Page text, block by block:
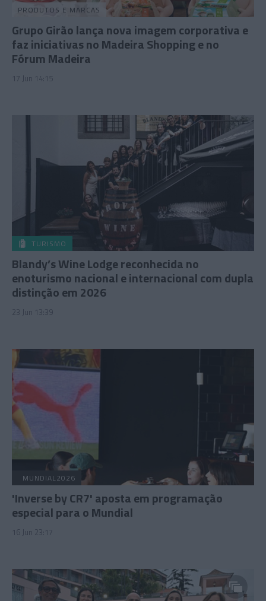
PRODUTOS E MARCAS
Grupo Girão lança nova imagem corporativa e
faz iniciativas no Madeira Shopping e no
Fórum Madeira
17 Jun 14:15
TURISMO
Blandy’s Wine Lodge reconhecida no
enoturismo nacional e internacional com dupla
distinção em 2026
23 Jun 13:39
MUNDIAL2026
'Inverse by CR7' aposta em programação
especial para o Mundial
16 Jun 23:17